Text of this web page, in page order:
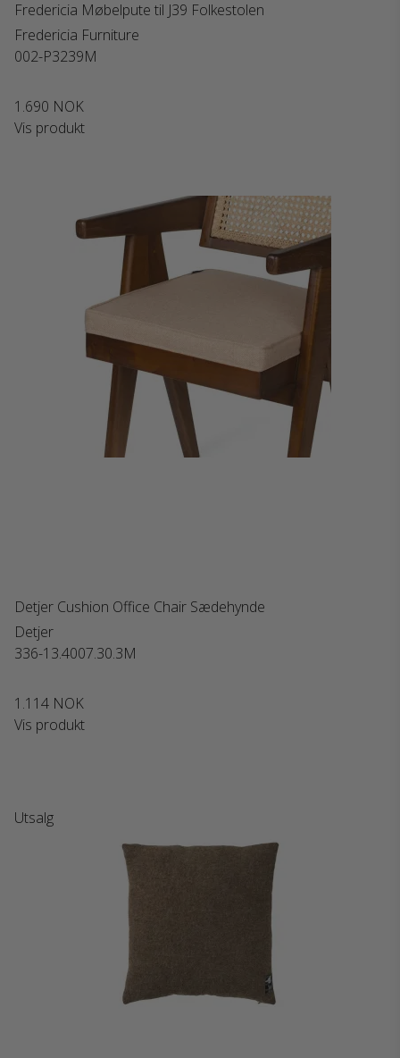
Fredericia Møbelpute til J39 Folkestolen
Fredericia Furniture
002-P3239M
1.690 NOK
Vis produkt
Detjer Cushion Office Chair Sædehynde
Detjer
336-13.4007.30.3M
1.114 NOK
Vis produkt
Utsalg